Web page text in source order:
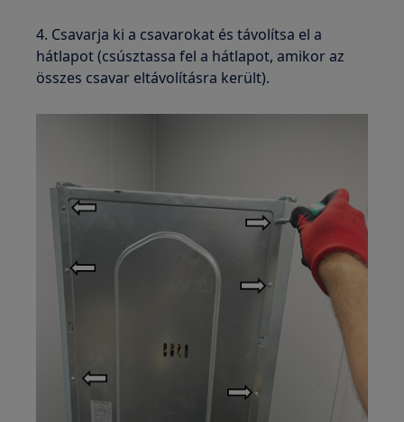
4. Csavarja ki a csavarokat és távolítsa el a
hátlapot (csúsztassa fel a hátlapot, amikor az
összes csavar eltávolításra került).